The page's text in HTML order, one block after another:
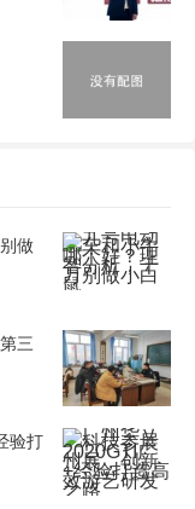
做
三
验打